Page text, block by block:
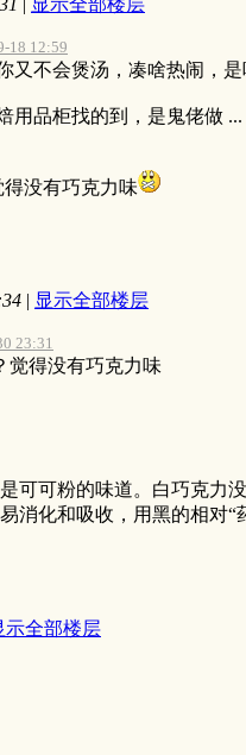
18 12:59
又不会煲汤，凑啥热闹，
用品柜找的到，是鬼佬做 ...
没有巧克力味
| 显示全部楼层
23:31
觉得没有巧克力味
可可粉的味道。白巧克力
消化和吸收，用黑的相对“
示全部楼层